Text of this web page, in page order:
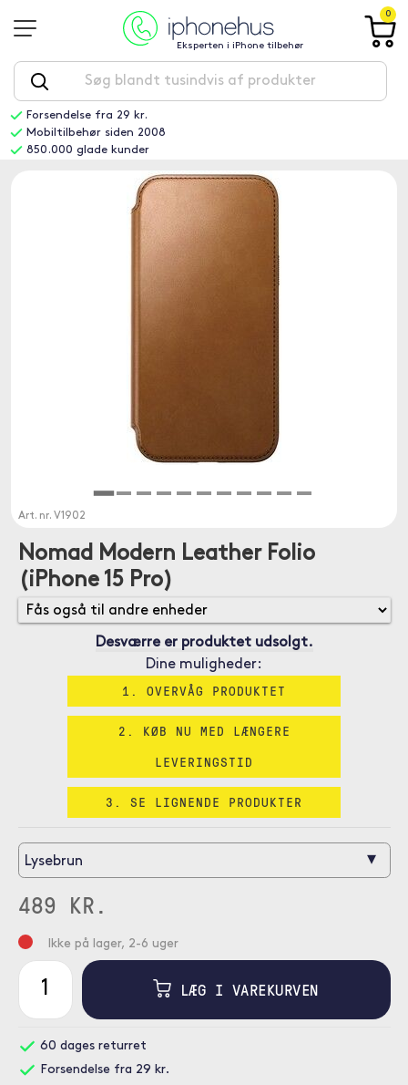
Eksperten i iPhone tilbehør
0
Forsendelse fra 29 kr.
Mobiltilbehør siden 2008
850.000 glade kunder
Art. nr. V1902
Nomad Modern Leather Folio
(iPhone 15 Pro)
Desværre er produktet udsolgt.
Dine muligheder:
1. OVERVÅG PRODUKTET
2. KØB NU MED LÆNGERE
LEVERINGSTID
3. SE LIGNENDE PRODUKTER
Lysebrun ▾
489 KR.
Ikke på lager, 2-6 uger
LÆG I VAREKURVEN
60 dages returret
Forsendelse fra 29 kr.